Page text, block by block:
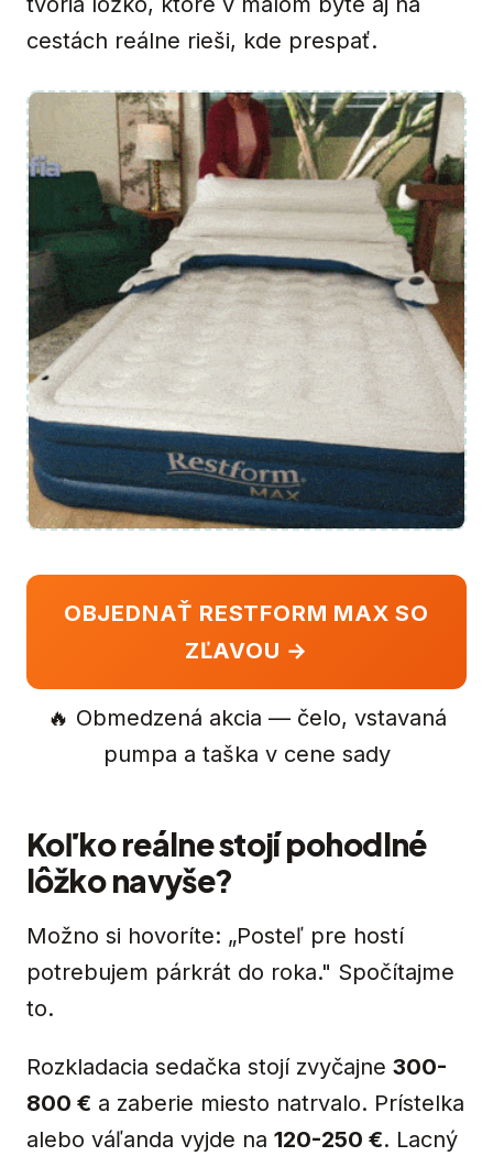
cestách reálne rieši, kde prespať.
OBJEDNAŤ RESTFORM MAX SO
ZĽAVOU →
🔥 Obmedzená akcia — čelo, vstavaná
pumpa a taška v cene sady
Koľko reálne stojí pohodlné
lôžko navyše?
Možno si hovoríte: „Posteľ pre hostí
potrebujem párkrát do roka." Spočítajme
to.
Rozkladacia sedačka stojí zvyčajne 300-
800 € a zaberie miesto natrvalo. Prístelka
alebo váľanda vyjde na 120-250 €. Lacný